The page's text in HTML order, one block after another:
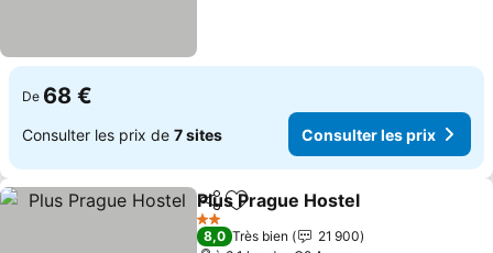
De 68 €
Consulter les prix de 7 sites Consulter les prix
PartagerAjouter à mes favoris
Plus Prague Hostel
2 Étoiles
8,0 Très bien
21 900